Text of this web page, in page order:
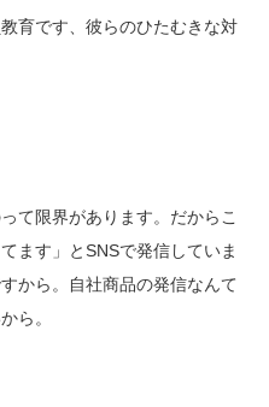
育です、彼らのひたむきな対
て限界があります。だからこ
ます」とSNSで発信していま
から。自社商品の発信なんて
ら。